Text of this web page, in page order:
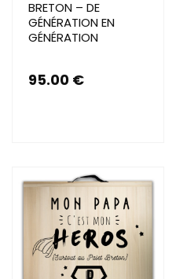
BRETON – DE
GÉNÉRATION EN
GÉNÉRATION
95.00 €